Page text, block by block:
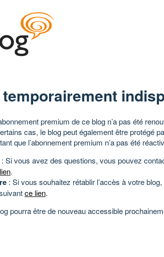
premium de ce blog n’a pas été
cas, le blog peut également être protégé
que l’abonnement premium n’a pas été
: Si vous avez des questions, vous pouvez
.
: Si vous souhaitez rétablir l’accès à votre
ce lien.
pourra être de nouveau accessible